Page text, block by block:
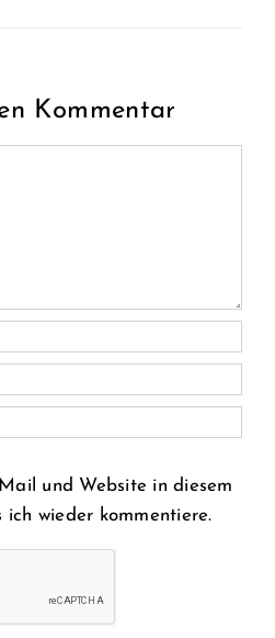
Kommentar
und Website in diesem
ich wieder kommentiere.